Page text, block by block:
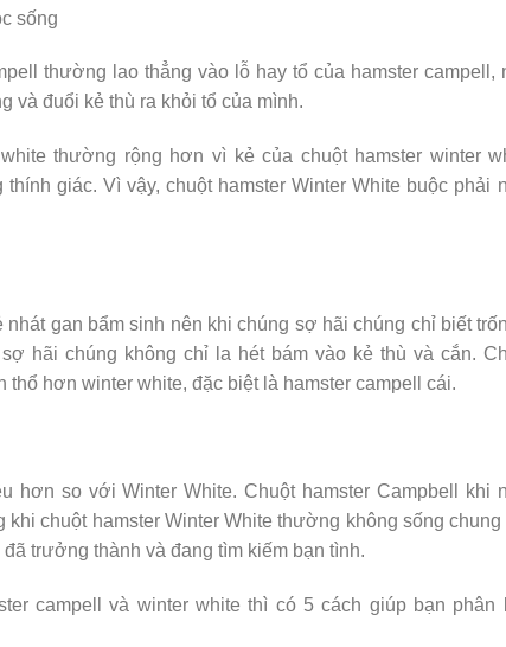
sống
thường lao thẳng vào lỗ hay tổ của hamster campell,
và đuổi kẻ thù ra khỏi tổ của mình.
thường rộng hơn vì kẻ của chuột hamster winter
giác. Vì vậy, chuột hamster Winter White buộc phải
gan bẩm sinh nên khi chúng sợ hãi chúng chỉ biết
hãi chúng không chỉ la hét bám vào kẻ thù và cắn.
hơn winter white, đặc biệt là hamster campell cái.
hơn so với Winter White. Chuột hamster Campbell khi
chuột hamster Winter White thường không sống
trưởng thành và đang tìm kiếm bạn tình.
campell và winter white thì có 5 cách giúp bạn phân